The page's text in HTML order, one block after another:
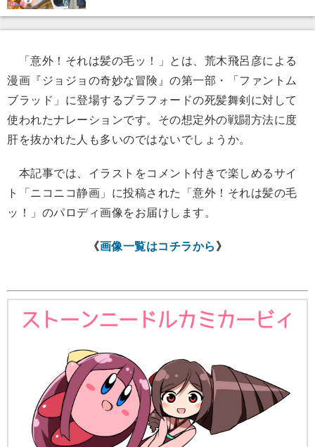
「意外！それは髪の毛ッ！」とは、荒木飛呂彦による
漫画『ジョジョの奇妙な冒険』の第一部・「ファントム
ブラッド」に登場するブラフォードの死髪舞剣に対して
使われたナレーションです。その想定外の戦闘方法に度
肝を抜かれた人も多いのではないでしょうか。
本記事では、イラストをコメント付きで楽しめるサイ
ト「ニコニコ静画」に投稿された「意外！それは髪の毛
ッ！」のパロディ画像をお届けします。
《画像一覧はコチラから 》